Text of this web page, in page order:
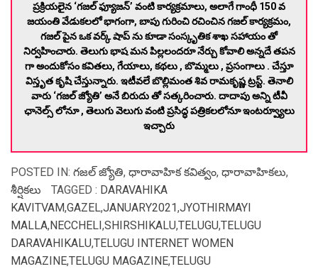
ప్రక్రియలైన ‘గజల్ ఫ్యూజన్’ వంటి కార్యక్రమాలు, అలాగే గాంధీ 150 వ
జయంతి వేడుకలలో భాగంగా, బాపు గురించి రచించిన గజల్ కార్యక్రమం,
గజల్ పైన ఒక వర్క్ షాప్ ను కూడా సంస్కృతిక శాఖ సహాయం తో
నిర్వహించారు. తెలుగు భాష మన పిల్లలందరూ నేర్చు కోవాలి అన్నదే తపన
గా అందుకోసం కవితలు, గేయాలు, కథలు , బొమ్మలు , ప్రసంగాలు . చేస్తూ
విస్తృత కృషి చేస్తున్నారు. ఇటీవలే బొల్లిమంత శివ రామకృష్ణ ట్రస్ట్. తెనాలి
వారు ‘గజల్ జ్యోతి’ అనే బిరుదు తో సత్కరించారు. దాదాపు అన్ని టీవీ
ఛానెల్స్ లోనూ , తెలుగు వెలుగు వంటి ప్రసిద్ధ పత్రికలలోనూ ఇంటర్వ్యూలు
ఇచ్చారు
POSTED IN: గజల్ జ్యోతి, ధారావాహిక కవిత్వం, ధారావాహికలు,
శీర్షికలు
TAGGED : DARAVAHIKA
KAVITVAM,GAZEL,JANUARY2021,JYOTHIRMAYI
MALLA,NECCHELI ,SHIRSHIKALU,TELUGU,TELUGU
DARAVAHIKALU,TELUGU INTERNET WOMEN
MAGAZINE,TELUGU MAGAZINE,TELUGU